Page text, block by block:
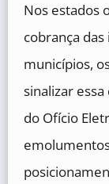
Nos estados
cobrança
municípios,
sinalizar
do Ofício